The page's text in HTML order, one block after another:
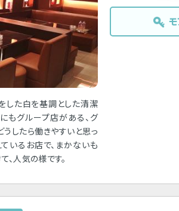
した白を基調とした清潔
もグループ店がある、グ
うしたら働きやすいと思っ
いるお店で、まかないも
、人気の様です。